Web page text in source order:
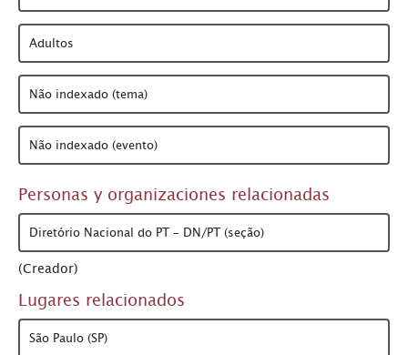
Adultos
Não indexado (tema)
Não indexado (evento)
Personas y organizaciones relacionadas
Diretório Nacional do PT – DN/PT (seção)
(Creador)
Lugares relacionados
São Paulo (SP)